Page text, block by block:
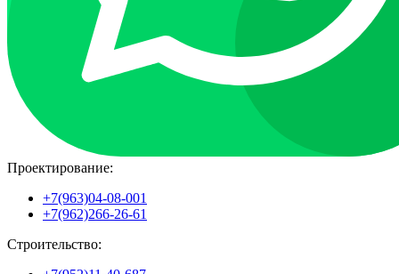
Проектирование:
+7(963)04-08-001
+7(962)266-26-61
Строительство: